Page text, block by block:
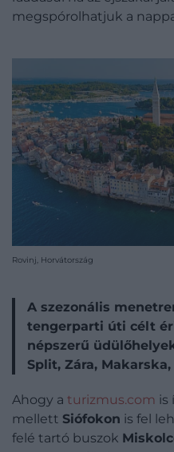
megspórolhatjuk a
Rovinj, Horvátország
A szezonális
tengerparti úti célt
népszerű
Split, Zára,
Ahogy a turizmus.com is
mellett Siófokon is fel
felé tartó buszok